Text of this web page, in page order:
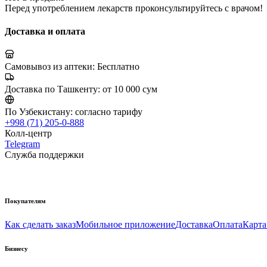
Перед употреблением лекарств проконсультируйтесь с врачом!
Доставка и оплата
Самовывоз из аптеки: Бесплатно
Доставка по Ташкенту: от 10 000 сум
По Узбекистану: согласно тарифу
+998 (71) 205-0-888
Колл-центр
Telegram
Служба поддержки
Покупателям
Как сделать заказМобильное приложениеДоставкаОплата
Бизнесу